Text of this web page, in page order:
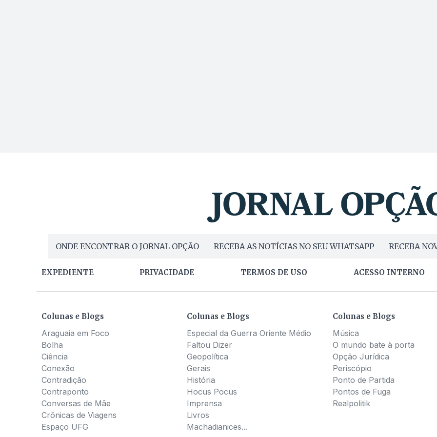
ONDE ENCONTRAR O JORNAL OPÇÃO RECEBA AS NOTÍCIAS NO SEU WHATSAPP RECEBA
EXPEDIENTE PRIVACIDADE TERMOS DE USO ACESSO INTERNO
Colunas e Blogs
Araguaia em Foco
Bolha
Ciência
Conexão
Contradição
Contraponto
Conversas de Mãe
Crônicas de Viagens
Espaço UFG
Colunas e Blogs
Especial da Guerra Oriente Médio
Faltou Dizer
Geopolítica
Gerais
História
Hocus Pocus
Imprensa
Livros
Machadianices...
Colunas e Blogs
Música
O mundo bate à porta
Opção Jurídica
Periscópio
Ponto de Partida
Pontos de Fuga
Realpolitik